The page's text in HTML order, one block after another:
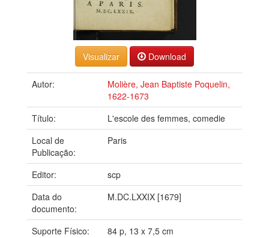
Download
Autor:
Molière, Jean Baptiste Poquelin,
1622-1673
Título:
L'escole des femmes, comedie
Local de
Publicação:
Paris
Editor:
scp
Data do
documento:
M.DC.LXXIX [1679]
Suporte Físico:
84 p, 13 x 7,5 cm